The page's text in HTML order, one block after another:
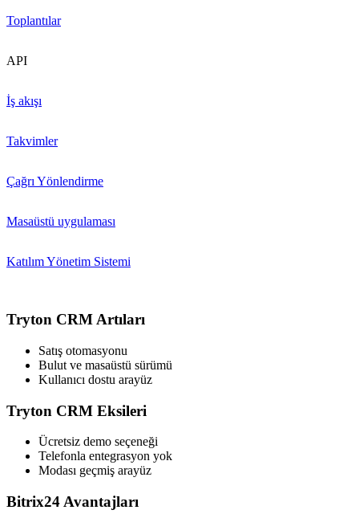
Toplantılar
API
İş akışı
Takvimler
Çağrı Yönlendirme
Masaüstü uygulaması
Katılım Yönetim Sistemi
Tryton CRM Artıları
Satış otomasyonu
Bulut ve masaüstü sürümü
Kullanıcı dostu arayüz
Tryton CRM Eksileri
Ücretsiz demo seçeneği
Telefonla entegrasyon yok
Modası geçmiş arayüz
Bitrix24 Avantajları